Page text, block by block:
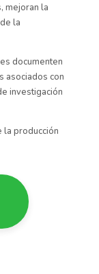
mejoran la
la
documenten
asociados con
investigación
la producción